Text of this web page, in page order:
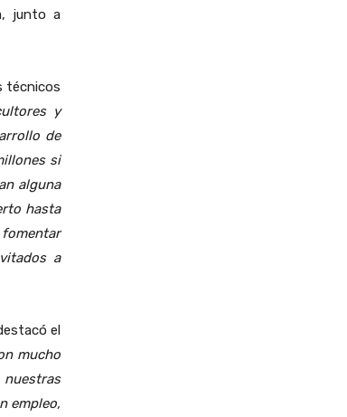
junto a
técnicos
y
de
si
alguna
hasta
a
el
mucho
empleo,